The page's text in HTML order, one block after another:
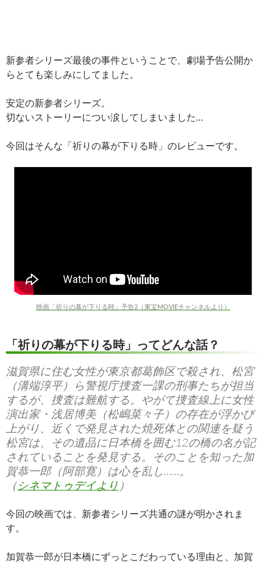
新参者シリーズ最後の事件ということで、劇場予告公開か
らとても楽しみにしてました。
安定の新参者シリーズ。
切ないストーリーについ涙してしまいました…
今回はそんな「祈りの幕が下りる時」のレビューです。
映画「祈りの幕が下りる時」予告2（東宝MOVIEチャンネルより）
「祈りの幕が下りる時」ってどんな話？
滋賀県に住む女性が東京都葛飾区で殺され、松宮
（溝端淳平）ら警視庁捜査一課の刑事たちが担当
するが、捜査は難航する。やがて捜査線上に女性
演出家・浅居博美（松嶋菜々子）の存在が浮かび
上がり、近くで発見された焼死体との関連を疑う
松宮は、その遺品に日本橋を囲む12の橋の名が記
されていることを発見する。そのことを知った加
賀恭一郎（阿部寛）は心を乱し……。
（シネマトゥデイより ）
今回の映画では、新参者シリーズ共通の謎が明かされま
す。
加賀恭一郎が日本橋にずっとこだわっている理由と、加賀